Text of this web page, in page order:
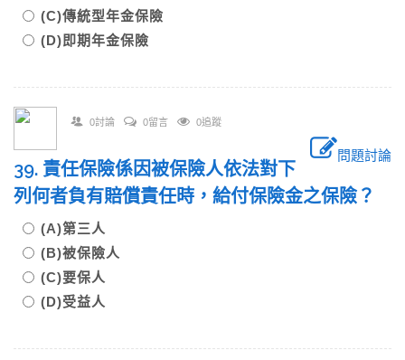
(C)傳統型年金保險
(D)即期年金保險
0討論 0留言 0追蹤
問題討論
39. 責任保險係因被保險人依法對下
列何者負有賠償責任時，給付保險金之保險？
(A)第三人
(B)被保險人
(C)要保人
(D)受益人